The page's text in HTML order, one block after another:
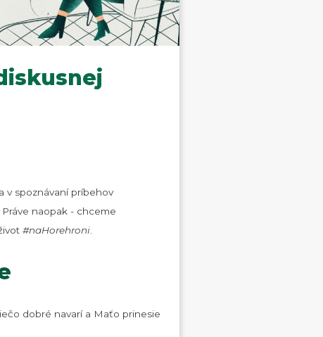
v spoznávaní príbehov
naopak - chceme
#naHorehroni
dobré navarí a Maťo prinesie